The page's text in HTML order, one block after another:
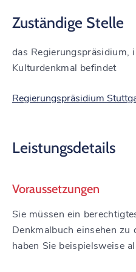
Zuständige Stelle
das Regierungspräsidium,
Kulturdenkmal befindet
Regierungspräsidium
Leistungsdetails
Voraussetzungen
Sie müssen ein
Denkmalbuch einsehen zu
haben Sie beispielsweise